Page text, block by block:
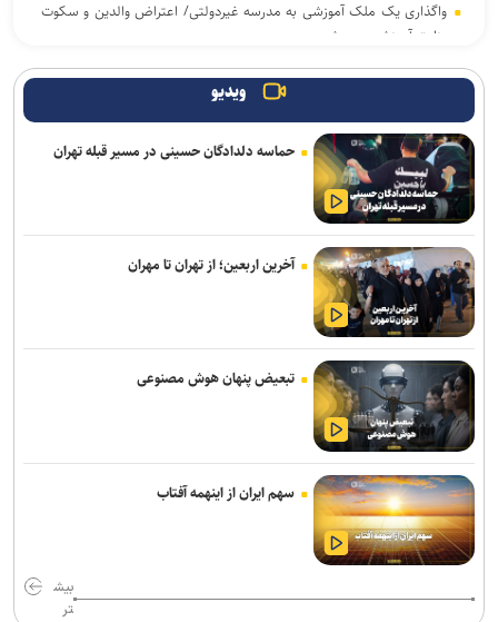
واگذاری یک ملک آموزشی به مدرسه غیردولتی/ اعتراض والدین و سکوت
وزارت آموزش و پرورش
با وجود افزایش ترددها، آمار تصادفات و فوتی‌های اربعین کاهش یافت/
هیچ حادثه امنیتی تا این لحظه نداشتیم
رفع محدودیت یک‌طرفه جاده چالوس و آزادراه تهران–شمال از ساعت ۱۸
امروز
حریق ۳ سوله در شهرک صنعتی شمس‌آباد با ۲۶ مصدوم
وزیر بهداشت: سلامت مردم مناطق صنعتی به‌صورت مستمر رصد می‌شود
ضوابط جدید گزینش دانشجومعلمان ابلاغ شد
دستگیری باند کپی کارت‌های بانکی؛ ۵۴ شهروند قربانی شدند
اعزام ۳۰۰ نیروی جهادی شهرداری تهران برای خدمت‌رسانی در اربعین
مسیر شمال به جنوب چالوس و آزادراه تهران ـ شمال مسدود شد
خستگی و خواب‌آلودگی؛ عامل اصلی تمام تصادفات زائران اربعین
زلزله کهنوج استان کرمان را لرزاند
ارائه بیش از ۱.۷ میلیون خدمت به زائران اربعین/ اجرای پزشکی خانواده تا
ویدیو
حماسه دلدادگان حسینی در مسیر قبله تهران
آخرین اربعین؛ از تهران تا مهران
تبعیض پنهان هوش مصنوعی
سهم ایران از اینهمه آفتاب
بیش
تر